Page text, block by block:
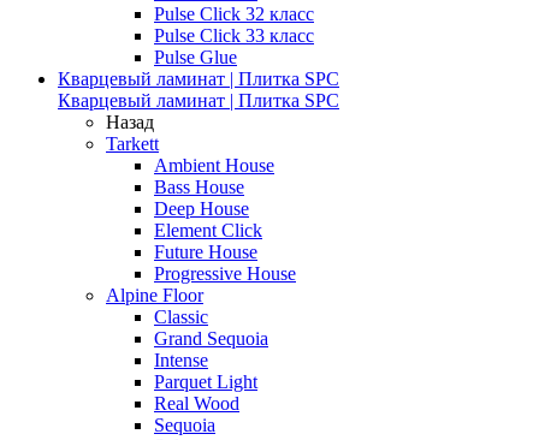
Pulse Click 32 класс
Pulse Click 33 класс
Pulse Glue
Кварцевый ламинат | Плитка SPC
Кварцевый ламинат | Плитка SPC
Назад
Tarkett
Ambient House
Bass House
Deep House
Element Click
Future House
Progressive House
Alpine Floor
Classic
Grand Sequoia
Intense
Parquet Light
Real Wood
Sequoia